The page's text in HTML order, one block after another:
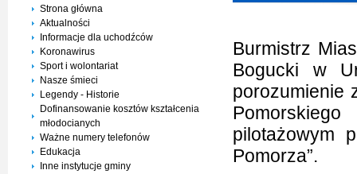
Strona główna
Aktualności
Informacje dla uchodźców
Koronawirus
Sport i wolontariat
Nasze śmieci
Legendy - Historie
Dofinansowanie kosztów kształcenia
młodocianych
Ważne numery telefonów
Edukacja
Inne instytucje gminy
Burmistrz
Bogucki w
porozumienie
pilotażowym
Pomorza”.